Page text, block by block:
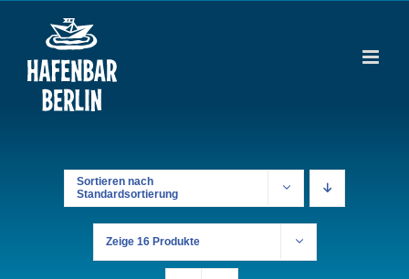
springen
Sortieren nach
Standardsortierung
Zeige 16 Produkte